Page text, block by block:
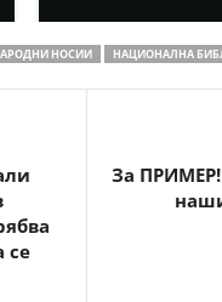
НОСИИ НАЦИОНАЛНА
се
За